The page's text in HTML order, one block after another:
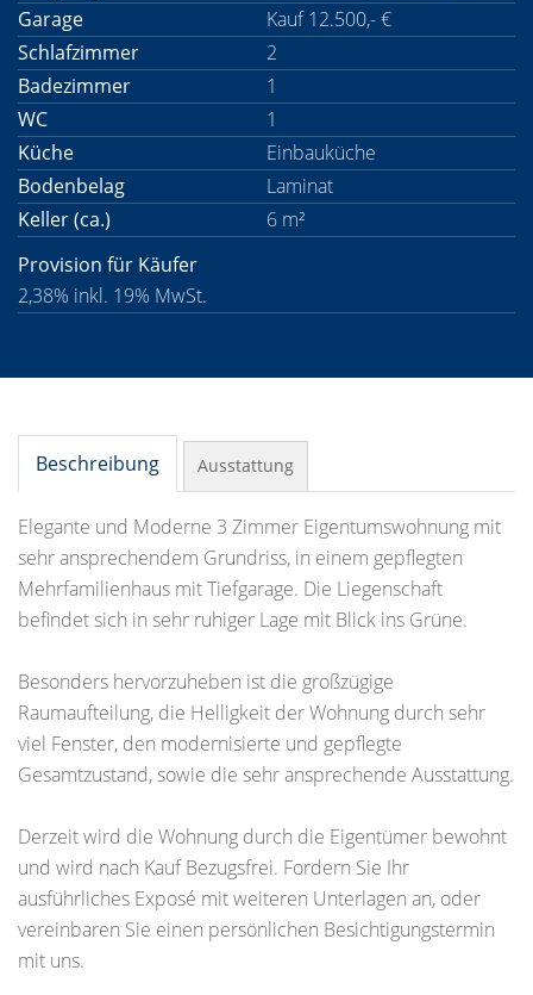
Garage
Kauf 12.500,- €
Schlafzimmer
2
Badezimmer
1
WC
1
Küche
Einbauküche
Bodenbelag
Laminat
Keller (ca.)
6 m²
Provision für Käufer
2,38% inkl. 19% MwSt.
Beschreibung Ausstattung
Elegante und Moderne 3 Zimmer Eigentumswohnung mit
sehr ansprechendem Grundriss, in einem gepflegten
Mehrfamilienhaus mit Tiefgarage. Die Liegenschaft
befindet sich in sehr ruhiger Lage mit Blick ins Grüne.
Besonders hervorzuheben ist die großzügige
Raumaufteilung, die Helligkeit der Wohnung durch sehr
viel Fenster, den modernisierte und gepflegte
Gesamtzustand, sowie die sehr ansprechende Ausstattung.
Derzeit wird die Wohnung durch die Eigentümer bewohnt
und wird nach Kauf Bezugsfrei. Fordern Sie Ihr
ausführliches Exposé mit weiteren Unterlagen an, oder
vereinbaren Sie einen persönlichen Besichtigungstermin
mit uns.